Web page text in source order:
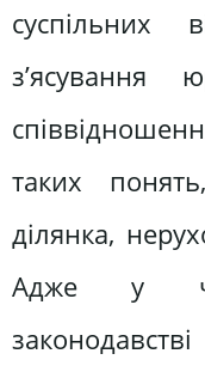
суспільних
з’ясування
таких
ділянка,
Адже у